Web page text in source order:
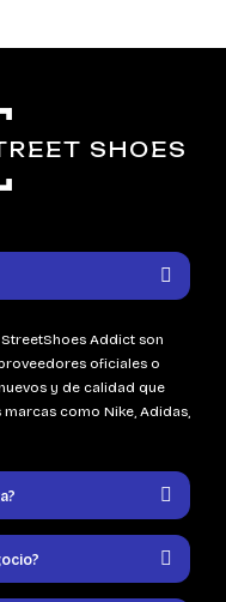
SHOES
Addict son
oficiales o
y de calidad que
como Nike, Adidas,